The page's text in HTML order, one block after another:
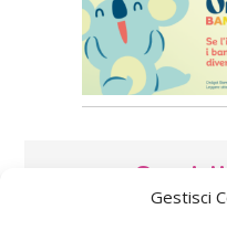
Gestisci
Speciali